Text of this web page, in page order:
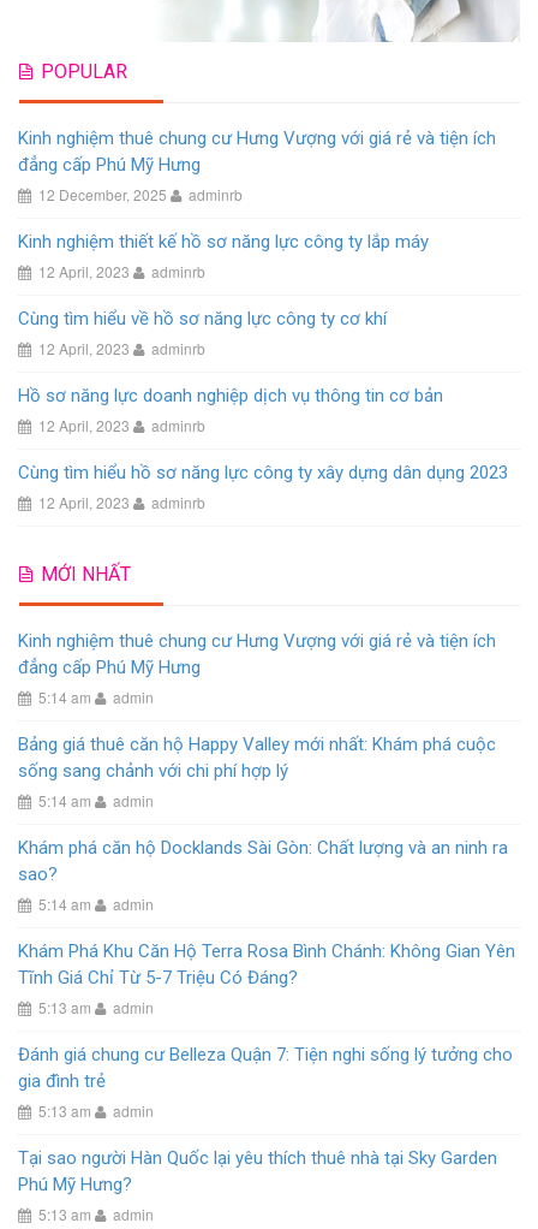
POPULAR
Kinh nghiệm thuê chung cư Hưng Vượng với giá rẻ và tiện ích
đẳng cấp Phú Mỹ Hưng
12 December, 2025 adminrb
Kinh nghiệm thiết kế hồ sơ năng lực công ty lắp máy
12 April, 2023 adminrb
Cùng tìm hiểu về hồ sơ năng lực công ty cơ khí
12 April, 2023 adminrb
Hồ sơ năng lực doanh nghiệp dịch vụ thông tin cơ bản
12 April, 2023 adminrb
Cùng tìm hiểu hồ sơ năng lực công ty xây dựng dân dụng 2023
12 April, 2023 adminrb
MỚI NHẤT
Kinh nghiệm thuê chung cư Hưng Vượng với giá rẻ và tiện ích
đẳng cấp Phú Mỹ Hưng
5:14 am admin
Bảng giá thuê căn hộ Happy Valley mới nhất: Khám phá cuộc
sống sang chảnh với chi phí hợp lý
5:14 am admin
Khám phá căn hộ Docklands Sài Gòn: Chất lượng và an ninh ra
sao?
5:14 am admin
Khám Phá Khu Căn Hộ Terra Rosa Bình Chánh: Không Gian Yên
Tĩnh Giá Chỉ Từ 5-7 Triệu Có Đáng?
5:13 am admin
Đánh giá chung cư Belleza Quận 7: Tiện nghi sống lý tưởng cho
gia đình trẻ
5:13 am admin
Tại sao người Hàn Quốc lại yêu thích thuê nhà tại Sky Garden
Phú Mỹ Hưng?
5:13 am admin